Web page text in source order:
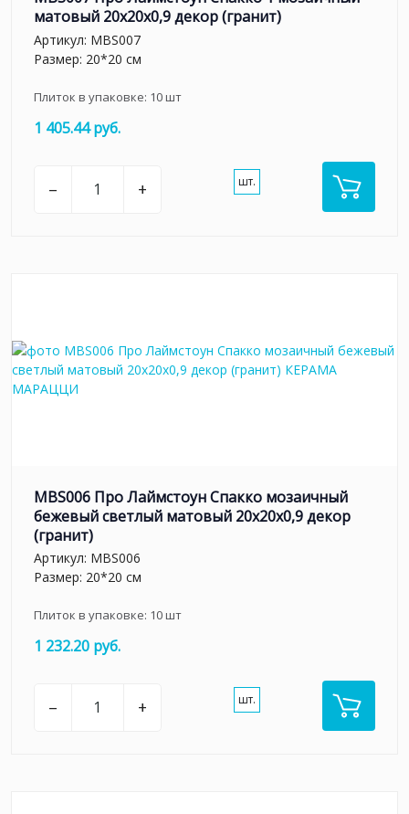
матовый 20х20х0,9 декор (гранит)
Артикул: MBS007
Размер: 20*20 см
Плиток в упаковке: 10шт
1 405.44 руб.
– + шт.
MBS006 Про Лаймстоун Спакко мозаичный
бежевый светлый матовый 20х20х0,9 декор
(гранит)
Артикул: MBS006
Размер: 20*20 см
Плиток в упаковке: 10шт
1 232.20 руб.
– + шт.